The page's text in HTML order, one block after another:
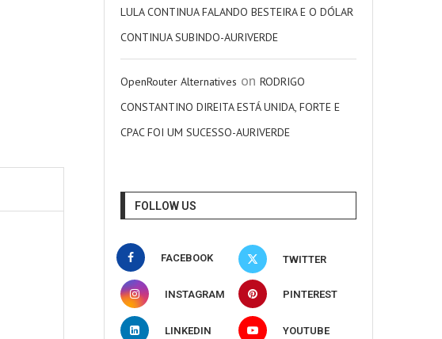
LULA CONTINUA FALANDO BESTEIRA E O DÓLAR
CONTINUA SUBINDO-AURIVERDE
OpenRouter Alternatives on RODRIGO
CONSTANTINO DIREITA ESTÁ UNIDA, FORTE E
CPAC FOI UM SUCESSO-AURIVERDE
FOLLOW US
FACEBOOK TWITTER
INSTAGRAM PINTEREST
LINKEDIN YOUTUBE